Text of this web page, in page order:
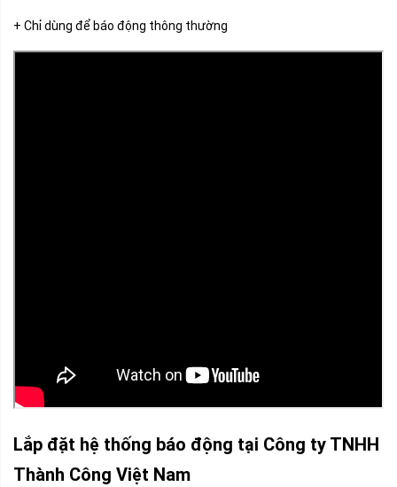
+ Chỉ dùng để báo động thông thường
Lắp đặt hệ thống báo động tại Công ty TNHH
Thành Công Việt Nam